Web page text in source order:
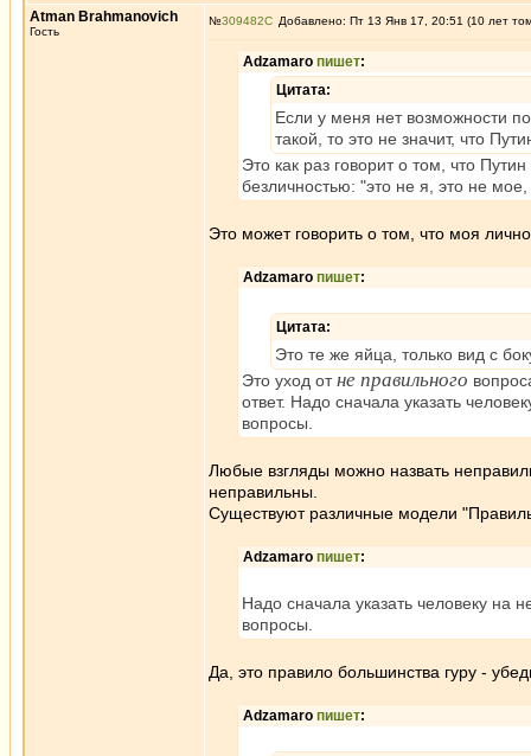
Atman Brahmanovich
Гость
№309482 Добавлено: Пт 13 Янв 17, 20:51 (10 лет
Adzamaro пишет:
Цитата:
Если у меня нет возможности
такой, то это не значит, что
Это как раз говорит о том, что
безличностью: "это не я, это не мое,
Это может говорить о том, что моя
Adzamaro пишет:
Цитата:
Это те же яйца, только вид с
Это уход отне правильного
ответ. Надо сначала указать
вопросы.
Любые взгляды можно назвать
неправильны.
Существуют различные модели
Adzamaro пишет:
Надо сначала указать человеку на
вопросы.
Да, это правило большинства гуру -
Adzamaro пишет: